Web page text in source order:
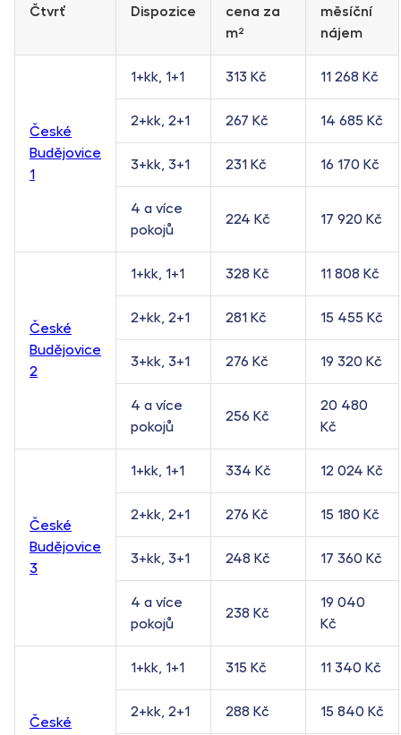
Čtvrť Dispozice
cena za
m²
měsíční
nájem
České
Budějovice
1
1+kk, 1+1 313 Kč 11 268 Kč
2+kk, 2+1 267 Kč 14 685 Kč
3+kk, 3+1 231 Kč 16 170 Kč
4 a více
pokojů
224 Kč 17 920 Kč
České
Budějovice
2
1+kk, 1+1 328 Kč 11 808 Kč
2+kk, 2+1 281 Kč 15 455 Kč
3+kk, 3+1 276 Kč 19 320 Kč
4 a více
pokojů
256 Kč
20 480
Kč
České
Budějovice
3
1+kk, 1+1 334 Kč 12 024 Kč
2+kk, 2+1 276 Kč 15 180 Kč
3+kk, 3+1 248 Kč 17 360 Kč
4 a více
pokojů
238 Kč
19 040
Kč
České
1+kk, 1+1 315 Kč 11 340 Kč
2+kk, 2+1 288 Kč 15 840 Kč